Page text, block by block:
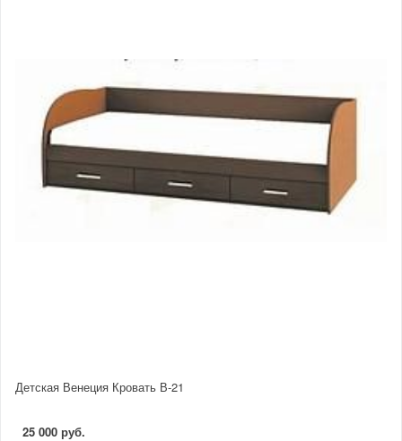
Детская Венеция Кровать В-21
25 000 руб.